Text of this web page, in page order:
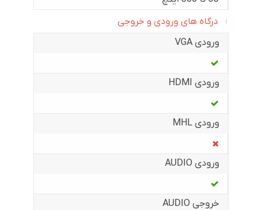
درگاه های ورودی و خروجی
ورودی VGA
ورودی HDMI
ورودی MHL
ورودی AUDIO
خروجی AUDIO